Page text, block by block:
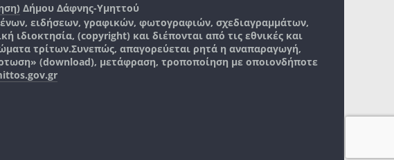
Δήμου Δάφνης-Υμηττού
ειδήσεων, γραφικών, φωτογραφιών, σχεδιαγραμμάτων,
(copyright) και διέπονται από τις εθνικές και
τρίτων.Συνεπώς, απαγορεύεται ρητά η αναπαραγωγή,
(download), μετάφραση, τροποποίηση με οποιονδήποτε